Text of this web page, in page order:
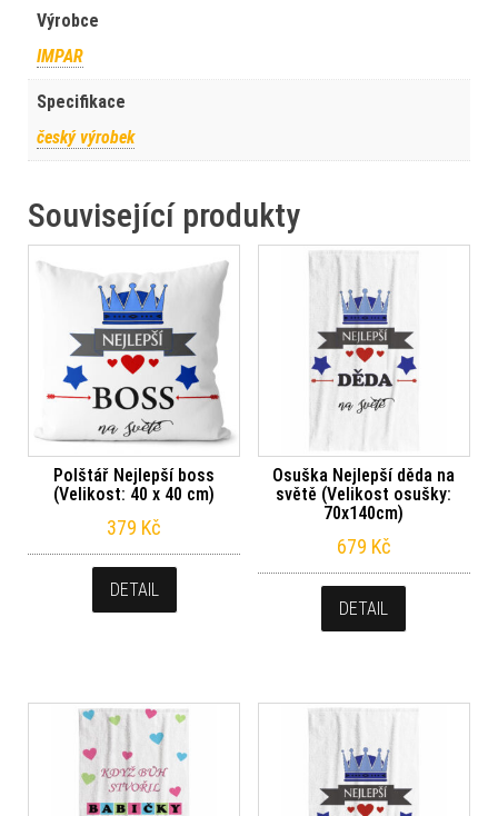
Výrobce
IMPAR
Specifikace
český výrobek
Související produkty
Polštář Nejlepší boss
(Velikost: 40 x 40 cm)
379 Kč
DETAIL
Osuška Nejlepší děda na
světě (Velikost osušky:
70x140cm)
679 Kč
DETAIL